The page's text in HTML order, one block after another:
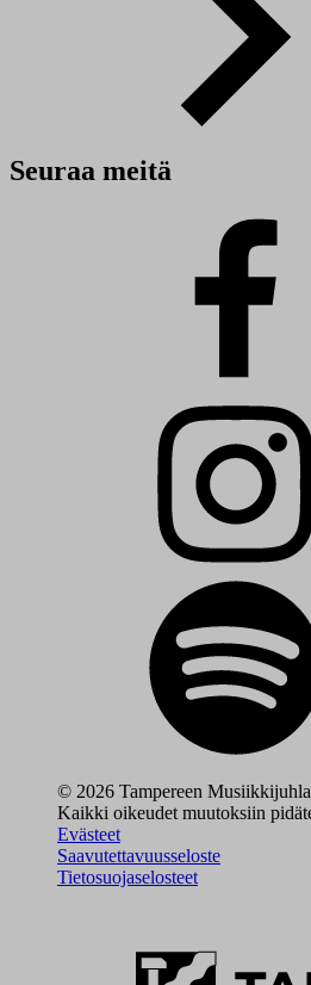
Seuraa meitä
© 2026 Tampereen
Kaikki oikeudet muutoksiin
Evästeet
Saavutettavuusseloste
Tietosuojaselosteet